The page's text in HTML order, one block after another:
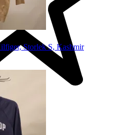
Storlek S, Kashmir